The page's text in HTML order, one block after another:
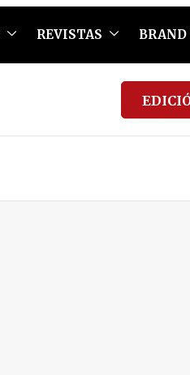
REVISTAS BRAND